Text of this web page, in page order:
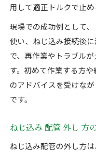
用して適正トルクで止め
現場での成功例として
使い、ねじ込み接続後
で、再作業やトラブル
す。初めて作業する方
のアドバイスを受けな
です。
ねじ込み 配管 外し 方
ねじ込み配管の外し方